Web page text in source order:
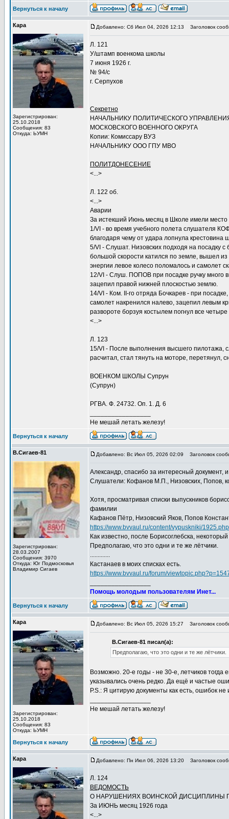
Вернуться к началу
Кара
Зарегистрирован:
25.10.2018
Сообщения: 83
Откуда: ЬУМН
Добавлено: Сб Июл 04, 2026 12:13 Заголовок
Л. 121
У/штамп военкома школы
7 июня 1926 г.
№ 94/с
г. Серпухов
Секретно
НАЧАЛЬНИКУ ПОЛИТИЧЕСКОГО
МОСКОВСКОГО ВОЕННОГО ОКРУГА
Копии: Комиссару ВУЗ
НАЧАЛЬНИКУ ООО ГПУ МВО
ПОЛИТДОНЕСЕНИЕ
<...>
Л. 122 об.
<...>
Аварии
За истекший Июнь месяц в Школе имели
1/VI - во время учебного полета слушателя
благодаря чему от удара лопнула крестовина
5/VI - Слушат. Низовских подходя на посадку
большой скорости катился по земле, вышел
энергии левое колесо поломалось и самолет
12/VI - Слуш. ПОПОВ при посадке ручку много
зацепил правой нижней плоскостью землю.
14/VI - Ком. II-го отряда Бочкарев - при
самолет накренился налево, зацепил левым
развороте борзуя костылем погнул все
<...>
Л. 123
15/VI - После выполнения высшего пилотажа,
расчитал, стал тянуть на моторе, перетянул,
ВОЕНКОМ ШКОЛЫ Супрун
(Супрун)
РГВА. Ф. 24732. Оп. 1. Д. 6
Не мешай летать железу!
Вернуться к началу
В.Сигаев-81
Зарегистрирован:
28.03.2007
Сообщения: 3970
Откуда: Юг Подмосковья
Владимир Сигаев
Добавлено: Вс Июл 05, 2026 02:09 Заголовок
Александр, спасибо за интересный документ,
Слушатели: Кофанов М.П., Низовских, Попов,
Хотя, просматривая списки выпускников
фамилии
Кафанов Пётр, Низовский Яков, Попов
https://www.bvvaul.ru/content/vypuskniki/1925.php
Как известно, после Борисоглебска,
Предполагаю, что это одни и те же лётчики.
.............
Кастанаев в моих списках есть.
https://www.bvvaul.ru/forum/
Помощь молодым пользователям Инет...
Вернуться к началу
Кара
Зарегистрирован:
25.10.2018
Сообщения: 83
Откуда: ЬУМН
Добавлено: Вс Июл 05, 2026 15:27 Заголовок
В.Сигаев-81 писал(а):
Предполагаю, что это одни и те же лётчики.
Возможно. 20-е годы - не 30-е, летчиков
указывались очень редко. Да ещё и частые
P.S.: Я цитирую документы как есть, ошибок не
Не мешай летать железу!
Вернуться к началу
Кара Добавлено: Пн Июл 06, 2026 13:20 Заголовок
Л. 124
ВЕДОМОСТЬ
О НАРУШЕНИЯХ ВОИНСКОЙ ДИСЦИПЛИНЫ
За ИЮНЬ месяц 1926 года
<...>